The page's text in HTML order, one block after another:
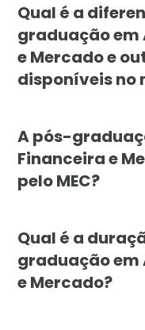
Qual é a
graduação em
e Mercado e
disponíveis no
A pós-
Financeira e
pelo MEC?
Qual é a
graduação em
e Mercado?